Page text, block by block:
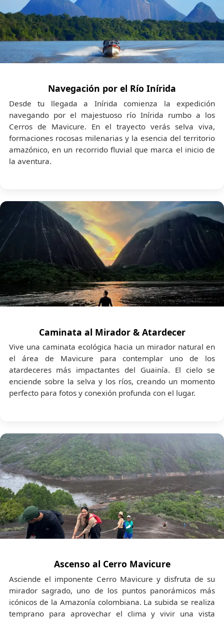
Navegación por el Río Inírida
Desde tu llegada a Inírida comienza la expedición
navegando por el majestuoso río Inírida rumbo a los
Cerros de Mavicure. En el trayecto verás selva viva,
formaciones rocosas milenarias y la esencia del territorio
amazónico, en un recorrido fluvial que marca el inicio de
la aventura.
Caminata al Mirador & Atardecer
Vive una caminata ecológica hacia un mirador natural en
el área de Mavicure para contemplar uno de los
atardeceres más impactantes del Guainía. El cielo se
enciende sobre la selva y los ríos, creando un momento
perfecto para fotos y conexión profunda con el lugar.
Ascenso al Cerro Mavicure
Asciende el imponente Cerro Mavicure y disfruta de su
mirador sagrado, uno de los puntos panorámicos más
icónicos de la Amazonía colombiana. La subida se realiza
temprano para aprovechar el clima y vivir una vista